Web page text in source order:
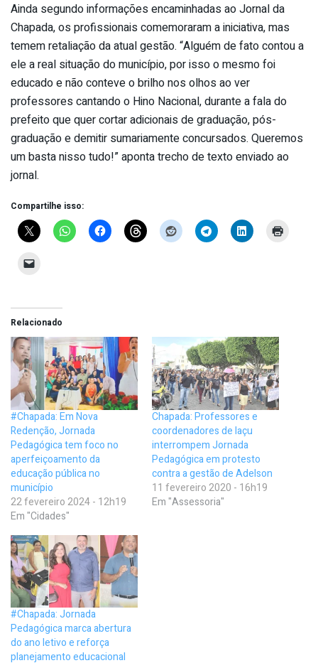
Ainda segundo informações encaminhadas ao Jornal da
Chapada, os profissionais comemoraram a iniciativa, mas
temem retaliação da atual gestão. “Alguém de fato contou a
ele a real situação do município, por isso o mesmo foi
educado e não conteve o brilho nos olhos ao ver
professores cantando o Hino Nacional, durante a fala do
prefeito que quer cortar adicionais de graduação, pós-
graduação e demitir sumariamente concursados. Queremos
um basta nisso tudo!” aponta trecho de texto enviado ao
jornal.
Compartilhe isso:
Relacionado
#Chapada: Em Nova
Redenção, Jornada
Pedagógica tem foco no
aperfeiçoamento da
educação pública no
município
22 fevereiro 2024 - 12h19
Em "Cidades"
Chapada: Professores e
coordenadores de Iaçu
interrompem Jornada
Pedagógica em protesto
contra a gestão de Adelson
11 fevereiro 2020 - 16h19
Em "Assessoria"
#Chapada: Jornada
Pedagógica marca abertura
do ano letivo e reforça
planejamento educacional